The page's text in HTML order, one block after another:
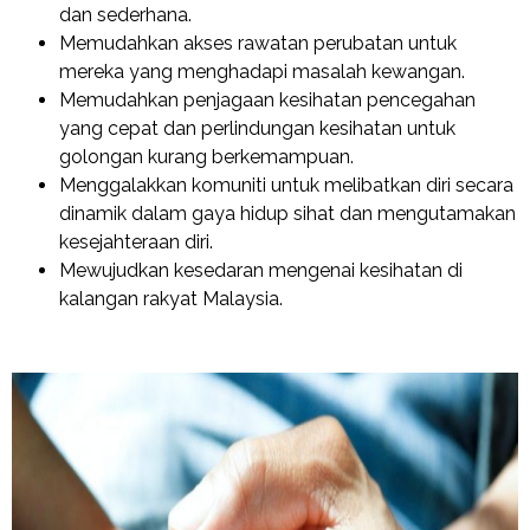
dan sederhana.
Memudahkan akses rawatan perubatan untuk
mereka yang menghadapi masalah kewangan.
Memudahkan penjagaan kesihatan pencegahan
yang cepat dan perlindungan kesihatan untuk
golongan kurang berkemampuan.
Menggalakkan komuniti untuk melibatkan diri secara
dinamik dalam gaya hidup sihat dan mengutamakan
kesejahteraan diri.
Mewujudkan kesedaran mengenai kesihatan di
kalangan rakyat Malaysia.